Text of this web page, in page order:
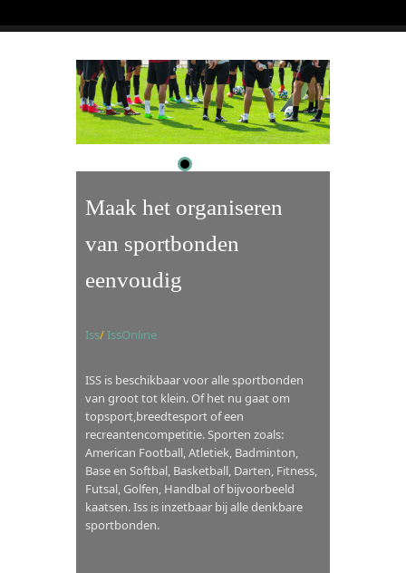
Vacatures
Maak het organiseren
van sportbonden
eenvoudig
Iss/ IssOnline
ISS is beschikbaar voor alle sportbonden
van groot tot klein. Of het nu gaat om
topsport,breedtesport of een
recreantencompetitie. Sporten zoals:
American Football, Atletiek, Badminton,
Base en Softbal, Basketball, Darten, Fitness,
Futsal, Golfen, Handbal of bijvoorbeeld
kaatsen. Iss is inzetbaar bij alle denkbare
sportbonden.